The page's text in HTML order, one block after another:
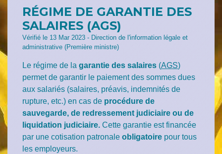
RÉGIME DE GARANTIE DES
SALAIRES (AGS)
Vérifié le 13 Mar 2023 - Direction de l'information légale et
administrative (Première ministre)
Le régime de la garantie des salaires (AGS)
permet de garantir le paiement des sommes dues
aux salariés (salaires, préavis, indemnités de
rupture, etc.) en cas de procédure de
sauvegarde, de redressement judiciaire ou de
liquidation judiciaire. Cette garantie est financée
par une cotisation patronale obligatoire pour tous
les employeurs.